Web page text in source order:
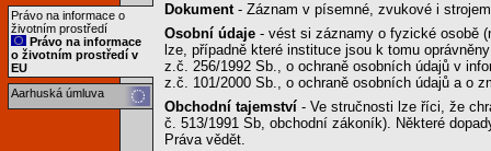
Právo na informace o
životním prostředí
Právo na informace
o životním prostředí v
EU
Aarhuská úmluva
Dokument- Záznam v písemné, zvukové i
Osobní údaje - vést si záznamy o fyzické osobě
lze, případně které instituce jsou k tomu
z.č. 256/1992 Sb., o ochraně osobních údajů v
z.č. 101/2000 Sb., o ochraně osobních údajů a o
Obchodní tajemství - Ve stručnosti lze říci, že
č. 513/1991 Sb, obchodní zákoník). Některé
Práva vědět.